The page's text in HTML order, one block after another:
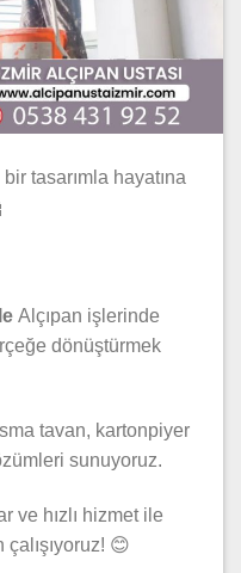
tasarımla hayatına
Alçıpan işlerinde
dönüştürmek
tavan, kartonpiyer
sunuyoruz.
ve hızlı hizmet ile
😊